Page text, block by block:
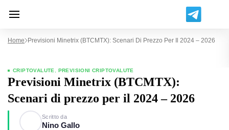
Home Previsioni Minetrix (BTCMTX): Scenari Di Prezzo Per Il 2024 – 2026
CRIPTOVALUTE PREVISIONI CRIPTOVALUTE
Previsioni Minetrix (BTCMTX):
Scenari di prezzo per il 2024 – 2026
Scritto da
Nino Gallo